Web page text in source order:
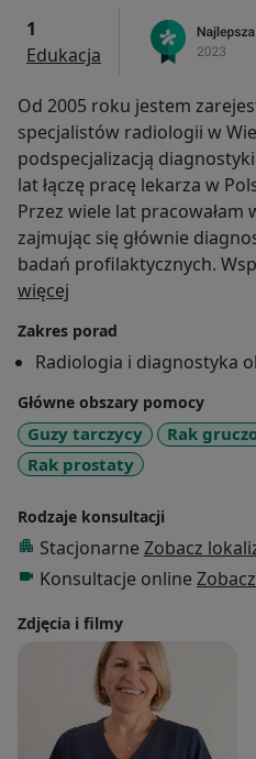
1
Edukacja
Od 2005 roku jestem
specjalistów radiologii w
podspecjalizacją
lat łączę pracę lekarza w
Przez wiele lat
zajmując się głównie
badań profilaktycznych.
Poradnię Chorób Piersi w
kierownika diagnostyki
oraz dyrektora Breast Unitu
Jestem aktywnym członkiem
towarzystwa Chorób Piersi),
Towarzystwa
Brytyjskiego Towarzystwa
biopsje grubo- i
(pod kontrolą
więcej
Zakres porad
Radiologia i diagnostyka
Główne obszary pomocy
Guzy tarczycy
Rak
Rak prostaty
Rodzaje konsultacji
Stacjonarne Zobacz
Konsultacje online
Zdjęcia i filmy